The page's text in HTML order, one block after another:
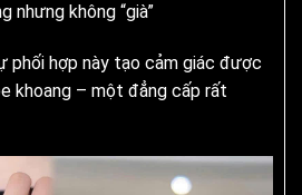
nhưng không “già”
phối hợp này tạo cảm giác được
khoang – một đẳng cấp rất